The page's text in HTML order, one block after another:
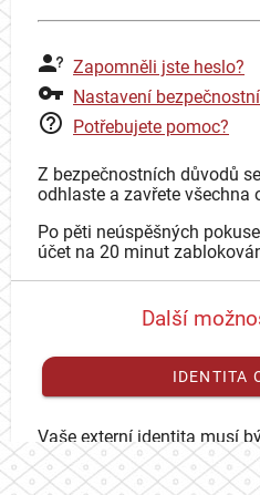
Zapomněli jste heslo?
Nastavení
Potřebujete pomoc?
Z bezpečnostních důvodů
odhlaste a zavřete všechna
Po pěti neúspěšných
účet na 20 minut
Další
IDENTITA
Vaše externí identita musí
se mohli přihlásit ke svému